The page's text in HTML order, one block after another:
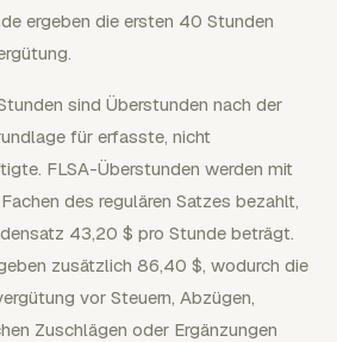
ergeben die ersten 40 Stunden
sind Überstunden nach der
für erfasste, nicht
FLSA-Überstunden werden mit
des regulären Satzes bezahlt,
43,20 $ pro Stunde beträgt.
zusätzlich 86,40 $, wodurch die
vor Steuern, Abzügen,
Zuschlägen oder Ergänzungen